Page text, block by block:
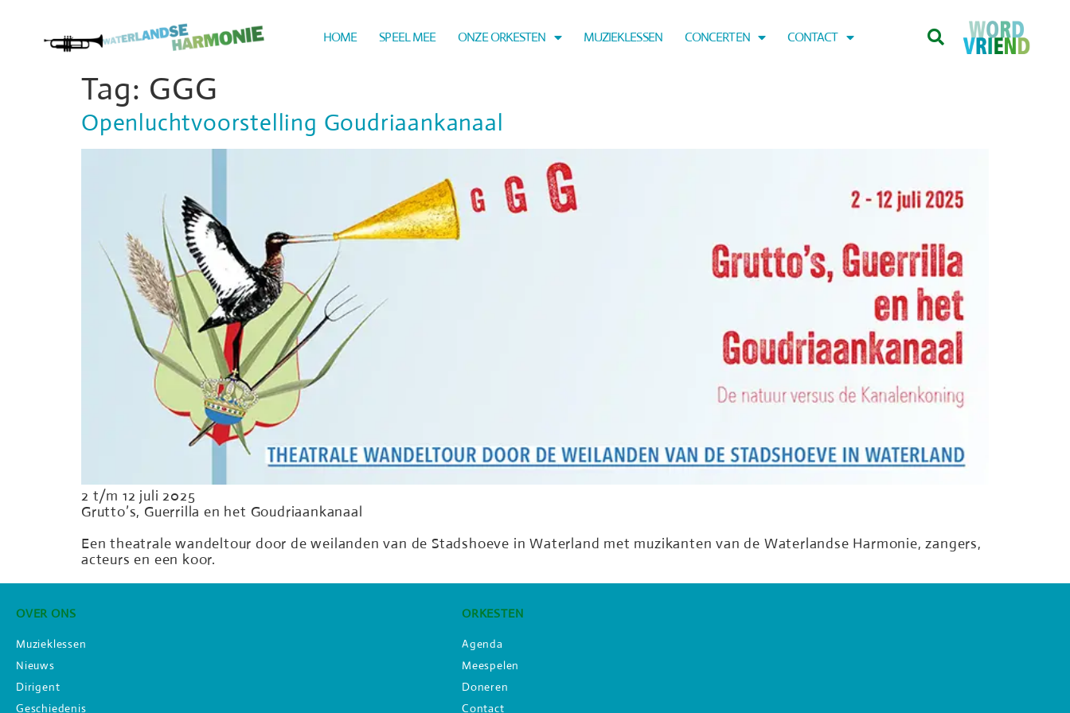
HOME SPEEL MEE ONZE ORKESTEN MUZIEKLESSEN CONCERTEN CONTACT
Tag: GGG
Openluchtvoorstelling Goudriaankanaal
2 t/m 12 juli 2025
Grutto’s, Guerrilla en het Goudriaankanaal
Een theatrale wandeltour door de weilanden van de Stadshoeve in Waterland met muzikanten van de Waterlandse Harmonie, zangers,
acteurs en een koor.
OVER ONS
Muzieklessen
Nieuws
Dirigent
Geschiedenis
ORKESTEN
Agenda
Meespelen
Doneren
Contact